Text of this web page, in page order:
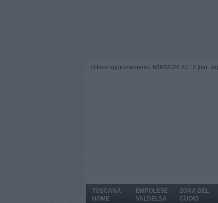
Ultimo aggiornamento: 6/08/2026 20:12 | ieri:
TOSCANA
HOME
EMPOLESE
VALDELSA
ZONA DEL
CUOIO